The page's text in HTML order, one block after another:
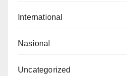
International
Nasional
Uncategorized